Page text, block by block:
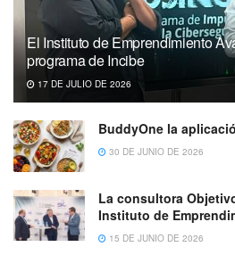
El Instituto de Emprendimiento
programa de Incibe
17 DE JULIO DE 2026
BuddyOne la
30 DE JUNIO DE 2026
La consultora
Instituto de
15 DE JUNIO DE 2026